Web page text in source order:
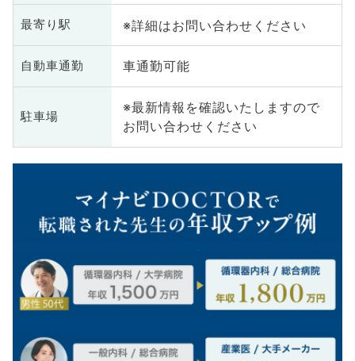
最寄り駅 ※詳細はお問い合わせください
自動車通勤 車通勤可能
駐車場
※最新情報を確認いたしますので
お問い合わせください